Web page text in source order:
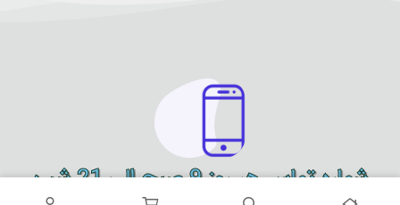
شماره تماس هر روز 9 صبح الی 21 شب